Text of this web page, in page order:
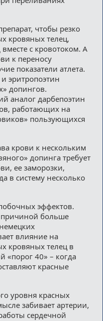
чтобы резко
кровяных телец,
с кровотоком. А
к переносу
показатели атлета.
эритропоэтин
допингов.
аналог дарбепоэтин
работающих на
пользующихся
крови к нескольким
допинга требует
ее заморозки,
в систему несколько
эффектов.
причиной больше
влияние на
кровяных телец в
«порог 40» – когда
красные
уровня красных
забивает артерии,
сердечной